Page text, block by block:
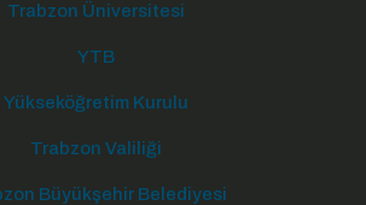
Trabzon Üniversitesi
YTB
Yükseköğretim Kurulu
Trabzon Valiliği
Büyükşehir Belediyesi